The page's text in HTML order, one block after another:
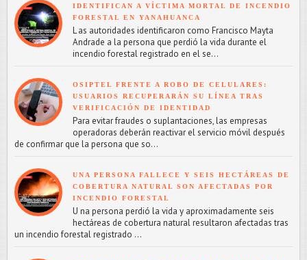
IDENTIFICAN A VÍCTIMA MORTAL DE INCENDIO
FORESTAL EN YANAHUANCA
L as autoridades identificaron como Francisco Mayta
Andrade a la persona que perdió la vida durante el
incendio forestal registrado en el se...
OSIPTEL FRENTE A ROBO DE CELULARES:
USUARIOS RECUPERARÁN SU LÍNEA TRAS
VERIFICACIÓN DE IDENTIDAD
Para evitar fraudes o suplantaciones, las empresas
operadoras deberán reactivar el servicio móvil después
de confirmar que la persona que so...
UNA PERSONA FALLECE Y SEIS HECTÁREAS DE
COBERTURA NATURAL SON AFECTADAS POR
INCENDIO FORESTAL
U na persona perdió la vida y aproximadamente seis
hectáreas de cobertura natural resultaron afectadas tras
un incendio forestal registrado ...